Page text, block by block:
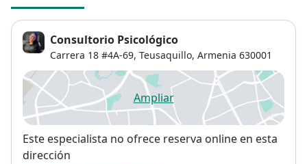
Consultorio Psicológico
Carrera 18 #4A-69, Teusaquillo, Armenia 630001
Ampliarse abre en una nueva
Disponibilidad
Este especialista no ofrece reserva online en esta
dirección